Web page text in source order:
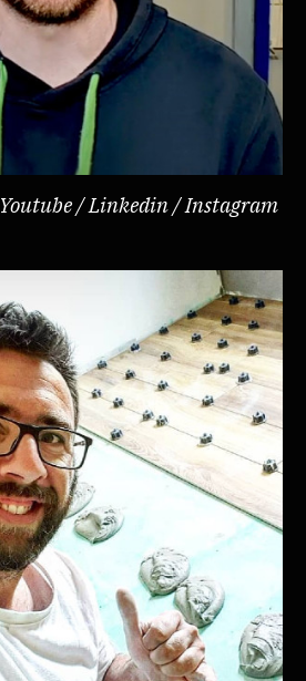
Youtube / Linkedin / Instagram